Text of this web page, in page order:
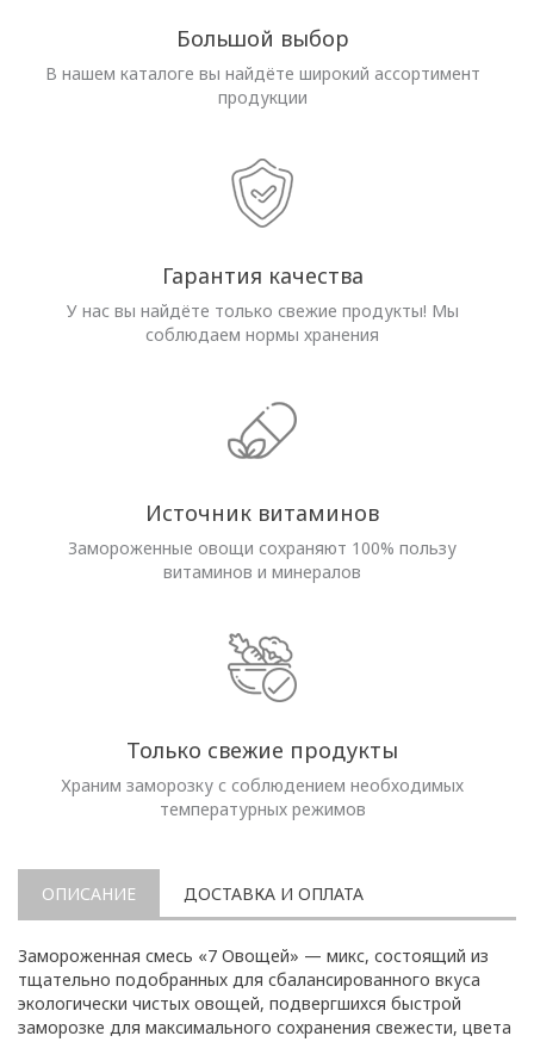
Большой выбор
В нашем каталоге вы найдёте широкий ассортимент
продукции
Гарантия качества
У нас вы найдёте только свежие продукты! Мы
соблюдаем нормы хранения
Источник витаминов
Замороженные овощи сохраняют 100% пользу
витаминов и минералов
Только свежие продукты
Храним заморозку с соблюдением необходимых
температурных режимов
ОПИСАНИЕ ДОСТАВКА И ОПЛАТА
Замороженная смесь «7 Овощей» — микс, состоящий из
тщательно подобранных для сбалансированного вкуса
экологически чистых овощей, подвергшихся быстрой
заморозке для максимального сохранения свежести, цвета